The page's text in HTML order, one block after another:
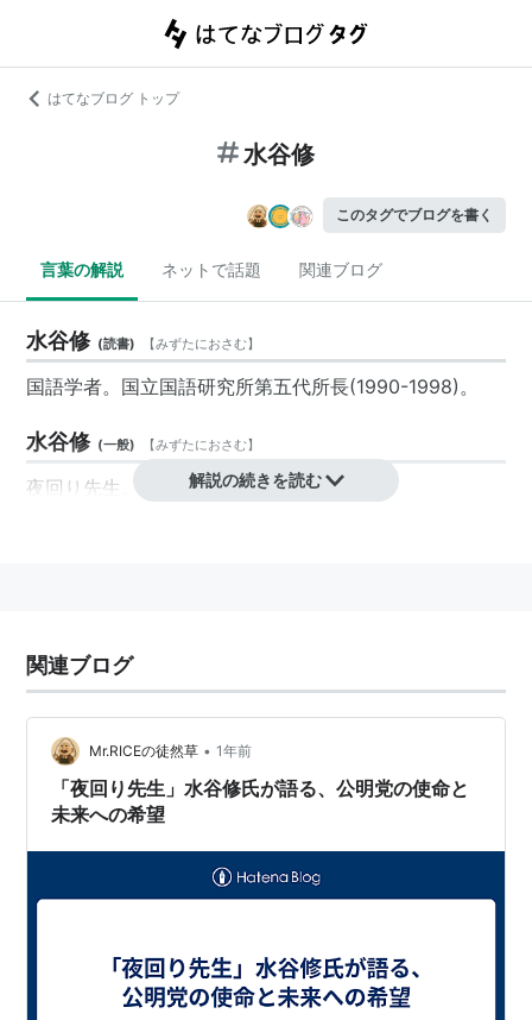
はてなブログ トップ
水谷修
このタグでブログを書く
言葉の解説 ネットで話題 関連ブログ
水谷修 (読書) 【みずたにおさむ】
国語学者。国立国語研究所第五代所長(1990-1998)。
水谷修 (一般) 【みずたにおさむ】
夜回り先生 。
校生の非行防止と更生、薬物汚染の拡大防止のために、
夜の繁華街をパトロールする。薬物防止の講演では全国
を駆け回る。2003年東京弁護士会第17回人権賞受賞。
著書は、「夜回り先生」（サンクチュアリ出版）など。
教師生活のほとんどを少年少女の非行・薬物問題に捧
ら、彼らの更正に尽力している実在の人物。
水谷先生はもう12年以上も、夜回りをして5000人以上
にも居場所を見出せない少年少女の叫びと哀しみ
解説の続きを読む
関連ブログ
Mr.RICEの徒然草 • 1年前
「夜回り先生」水谷修氏が語る、公明党の使命と
未来への希望